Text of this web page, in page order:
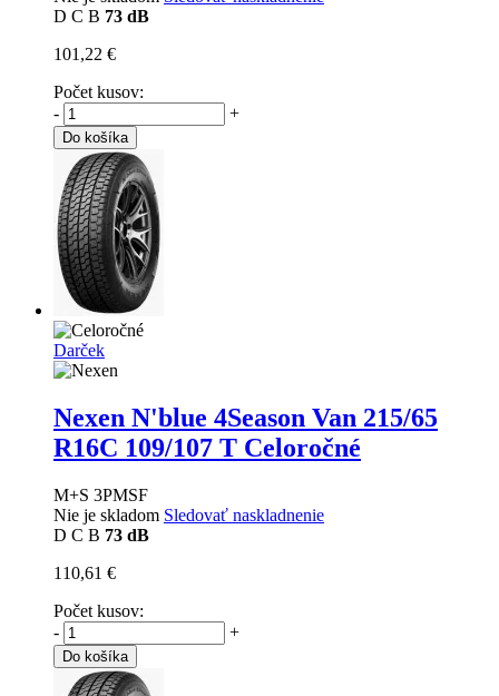
D C B 73 dB
101,22 €
Počet kusov:
-
+
Do košíka
Darček
Nexen N'blue 4Season Van 215/65
R16C 109/107 T Celoročné
M+S 3PMSF
Nie je skladom Sledovať naskladnenie
D C B 73 dB
110,61 €
Počet kusov:
-
+
Do košíka